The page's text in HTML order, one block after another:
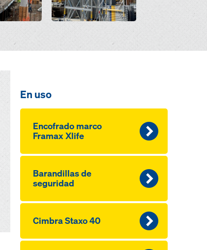
En uso
Encofrado marco
Framax Xlife
Barandillas de
seguridad
Cimbra Staxo 40